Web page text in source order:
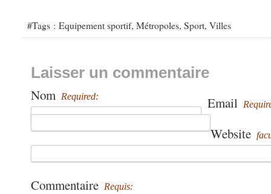
#Tags : Equipement sportif, Métropoles, Sport, Villes
Laisser un commentaire
Nom Required: Email
Website
Commentaire Requis: